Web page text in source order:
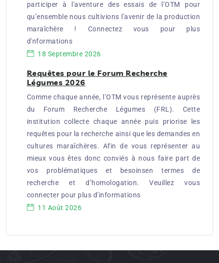
participer à l'aventure des essais de l’OTM pour
qu’ensemble nous cultivions l'avenir de la production
maraîchère ! Connectez vous pour plus
d'nformations
18 Septembre 2026
Requêtes pour le Forum Recherche
Légumes 2026
Comme chaque année, l’OTM vous représente auprès
du Forum Recherche Légumes (FRL). Cette
institution collecte chaque année puis priorise les
requêtes pour la recherche ainsi que les demandes en
cultures maraîchères. Afin de vous représenter au
mieux vous êtes donc conviés à nous faire part de
vos problématiques et besoinsen termes de
recherche et d’homologation. Veuillez vous
connecter pour plus d'informations
11 Août 2026